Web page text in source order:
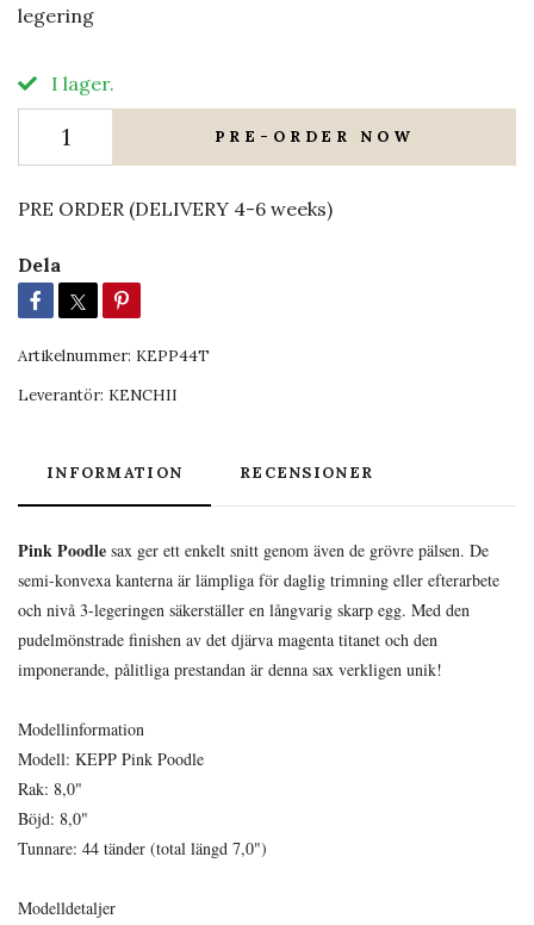
legering
I lager.
PRE-ORDER NOW
PRE ORDER (DELIVERY 4-6 weeks)
Dela
Artikelnummer: KEPP44T
Leverantör: KENCHII
INFORMATION RECENSIONER
Pink Poodle sax ger ett enkelt snitt genom även de grövre pälsen. De
semi-konvexa kanterna är lämpliga för daglig trimning eller efterarbete
och nivå 3-legeringen säkerställer en långvarig skarp egg. Med den
pudelmönstrade finishen av det djärva magenta titanet och den
imponerande, pålitliga prestandan är denna sax verkligen unik!
Modellinformation
Modell: KEPP Pink Poodle
Rak: 8,0"
Böjd: 8,0"
Tunnare: 44 tänder (total längd 7,0")
Modelldetaljer